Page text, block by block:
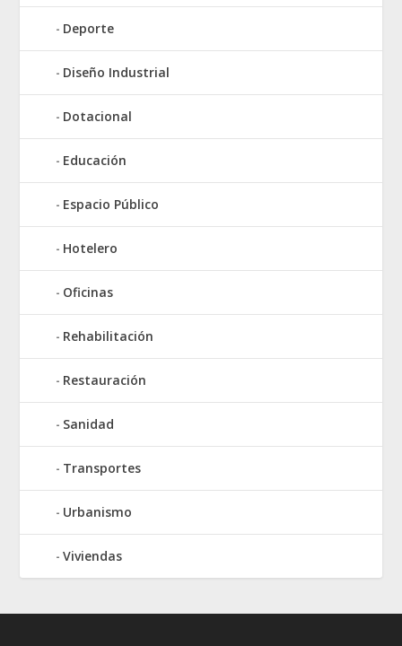
Deporte
Diseño Industrial
Dotacional
Educación
Espacio Público
Hotelero
Oficinas
Rehabilitación
Restauración
Sanidad
Transportes
Urbanismo
Viviendas